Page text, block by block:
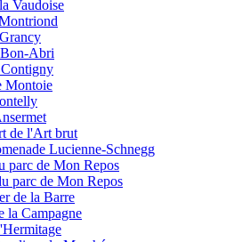
Vaudoise
Abri
Montoie
de l'Art brut
Lucienne-Schnegg
parc de Mon Repos
parc de Mon Repos
de la Barre
la Campagne